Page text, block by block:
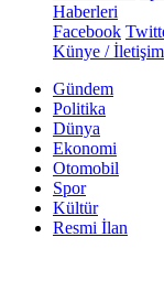
Haberleri
Facebook
Künye / İletişim
Gündem
Politika
Dünya
Ekonomi
Otomobil
Spor
Kültür
Resmi İlan